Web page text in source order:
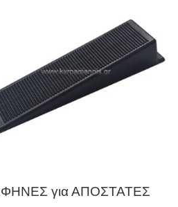
για ΑΠΟΣΤΑΤΕΣ